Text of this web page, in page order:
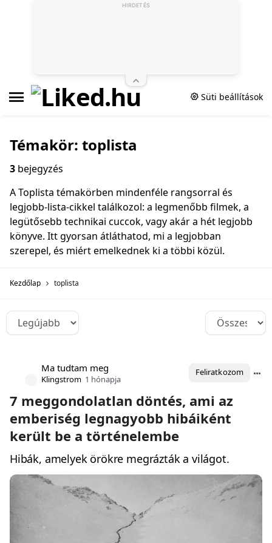
Süti beállítások
Témakör: toplista
3 bejegyzés
A Toplista témakörben mindenféle rangsorral és
legjobb‑lista‑cikkel találkozol: a legmenőbb filmek, a
legütősebb technikai cuccok, vagy akár a hét legjobb
könyve. Itt gyorsan átláthatod, mi a legjobban
szerepel, és miért emelkednek ki a többi közül.
Kezdőlap toplista
Ma tudtam meg
Klingstrom 1 hónapja
Feliratkozom
7 meggondolatlan döntés, ami az
emberiség legnagyobb hibáiként
került be a történelembe
Hibák, amelyek örökre megrázták a világot.
HIRDETÉS